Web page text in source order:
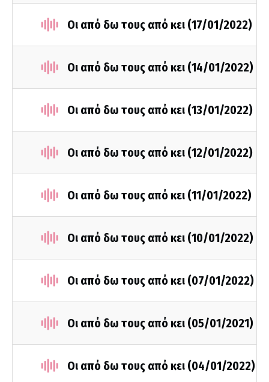
Οι από δω τους από κει (17/01/2022)
Οι από δω τους από κει (14/01/2022)
Οι από δω τους από κει (13/01/2022)
Οι από δω τους από κει (12/01/2022)
Οι από δω τους από κει (11/01/2022)
Οι από δω τους από κει (10/01/2022)
Οι από δω τους από κει (07/01/2022)
Οι από δω τους από κει (05/01/2021)
Οι από δω τους από κει (04/01/2022)